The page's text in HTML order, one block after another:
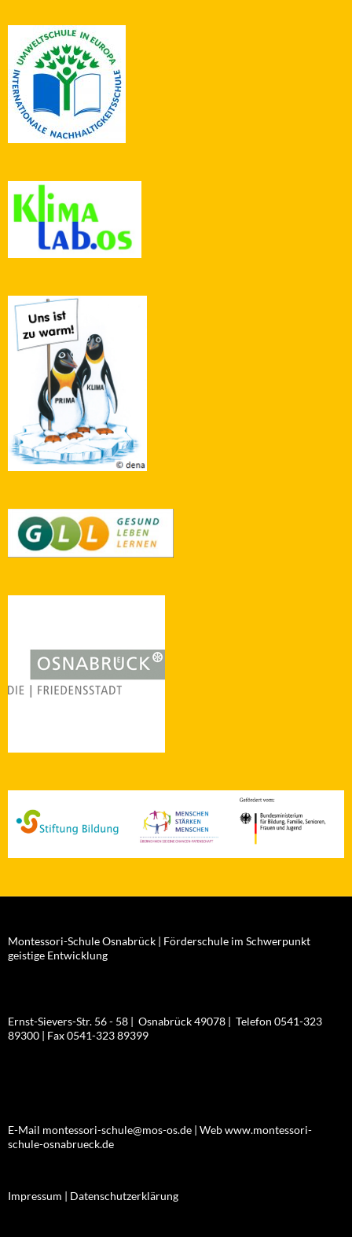
Montessori-Schule Osnabrück | Förderschule im Schwerpunkt
geistige Entwicklung
Ernst-Sievers-Str. 56 - 58 | Osnabrück 49078 | Telefon 0541-323
89300 | Fax 0541-323 89399
E-Mail montessori-schule@mos-os.de | Web www.montessori-
schule-osnabrueck.de
Impressum | Datenschutzerklärung